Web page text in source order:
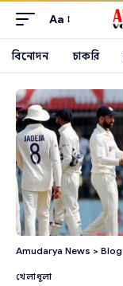
Aa
বিনোদন চাকরি
Amudarya News > Blog
খেলাধূলা